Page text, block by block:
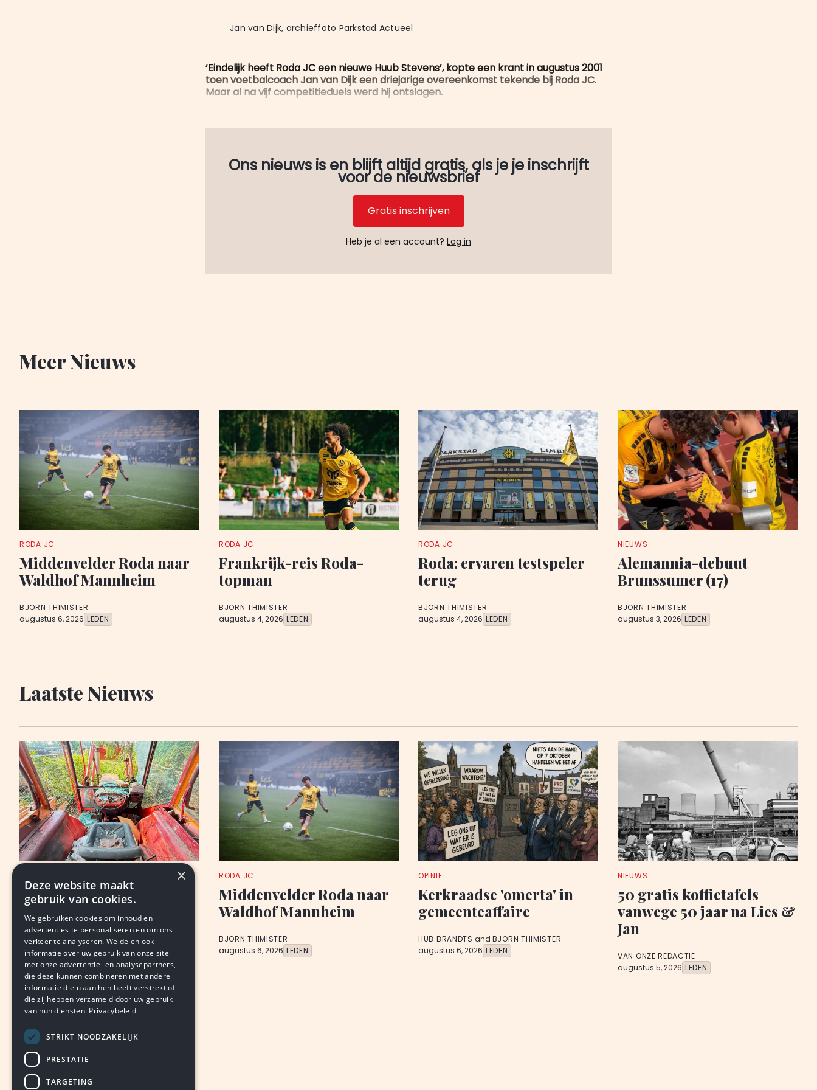
Jan van Dijk, archieffoto Parkstad Actueel
‘Eindelijk heeft Roda JC een nieuwe Huub Stevens’, kopte een krant in augustus 2001
toen voetbalcoach Jan van Dijk een driejarige overeenkomst tekende bij Roda JC.
Maar al na vijf competitieduels werd hij ontslagen.
Ons nieuws is en blijft altijd gratis, als je je inschrijft
voor de nieuwsbrief
Gratis inschrijven
Heb je al een account? Log in
Meer Nieuws
RODA JC
Middenvelder Roda naar
Waldhof Mannheim
BJORN THIMISTER
augustus 6, 2026 LEDEN
RODA JC
Frankrijk-reis Roda-
topman
BJORN THIMISTER
augustus 4, 2026 LEDEN
RODA JC
Roda: ervaren testspeler
terug
BJORN THIMISTER
augustus 4, 2026 LEDEN
NIEUWS
Alemannia-debuut
Brunssumer (17)
BJORN THIMISTER
augustus 3, 2026 LEDEN
Laatste Nieuws
Voetbalclub fors
gedupeerd door vandalen
VAN ONZE REDACTIE
augustus 6, 2026 LEDEN
RODA JC
Middenvelder Roda naar
Waldhof Mannheim
BJORN THIMISTER
augustus 6, 2026 LEDEN
OPINIE
Kerkraadse 'omerta' in
gemeenteaffaire
HUB BRANDTS and BJORN THIMISTER
augustus 6, 2026 LEDEN
NIEUWS
50 gratis koffietafels
vanwege 50 jaar na Lies &
Jan
VAN ONZE REDACTIE
augustus 5, 2026 LEDEN
×
Deze website maakt
gebruik van cookies.
We gebruiken cookies om inhoud en
advertenties te personaliseren en om ons
verkeer te analyseren. We delen ook
informatie over uw gebruik van onze site
met onze advertentie- en analysepartners,
die deze kunnen combineren met andere
informatie die u aan hen heeft verstrekt of
die zij hebben verzameld door uw gebruik
van hun diensten. Privacybeleid
STRIKT NOODZAKELIJK
PRESTATIE
TARGETING